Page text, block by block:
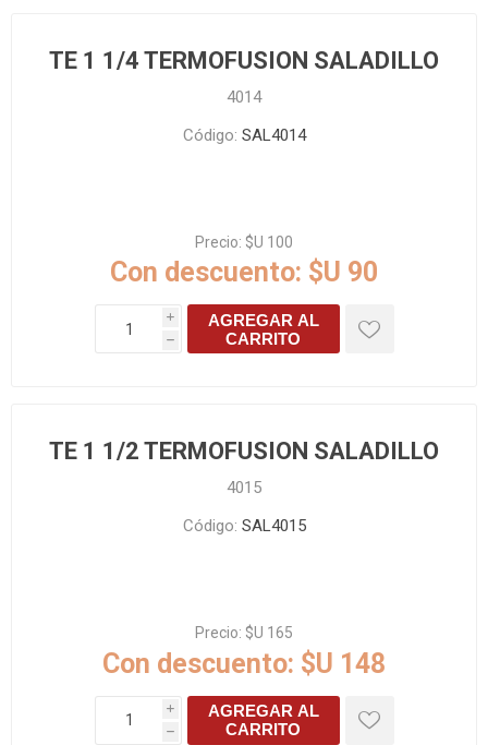
TE 1 1/4 TERMOFUSION SALADILLO
4014
Código: SAL4014
Precio: $U 100
Con descuento: $U 90
i
h
AGREGAR AL
CARRITO
TE 1 1/2 TERMOFUSION SALADILLO
4015
Código: SAL4015
Precio: $U 165
Con descuento: $U 148
i
h
AGREGAR AL
CARRITO